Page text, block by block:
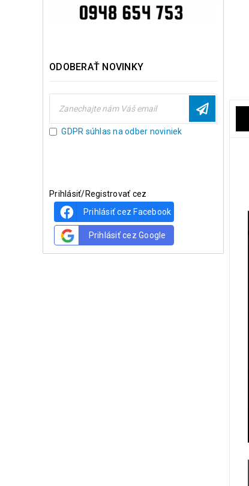
ODOBERAŤ NOVINKY
GDPR súhlas na odber noviniek
Prihlásiť/Registrovať cez
Prihlásiť cez Facebook
Prihlásiť cez Google